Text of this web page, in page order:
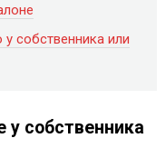
собственника или
у собственника